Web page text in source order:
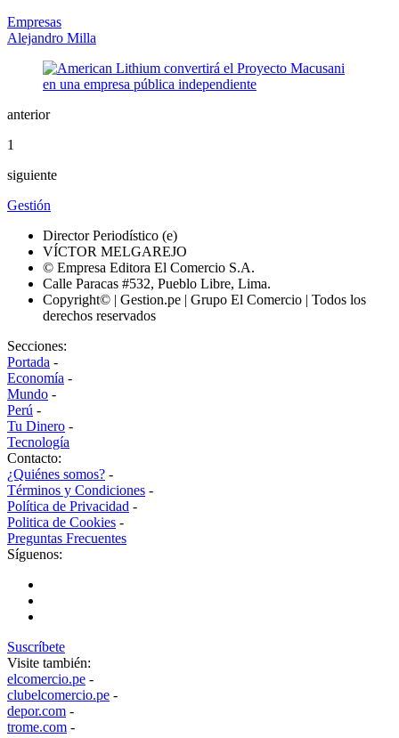
Empresas
Alejandro Milla
anterior
1
siguiente
Gestión
Director Periodístico (e)
VÍCTOR MELGAREJO
© Empresa Editora El Comercio S.A.
Calle Paracas #532, Pueblo Libre, Lima.
Copyright© | Gestion.pe | Grupo El Comercio | Todos los
derechos reservados
Secciones:
Portada -
Economía -
Mundo -
Perú -
Tu Dinero -
Tecnología
Contacto:
¿Quiénes somos? -
Términos y Condiciones -
Política de Privacidad -
Politica de Cookies -
Preguntas Frecuentes
Síguenos:
Suscríbete
Visite también:
elcomercio.pe -
clubelcomercio.pe -
depor.com -
trome.com -